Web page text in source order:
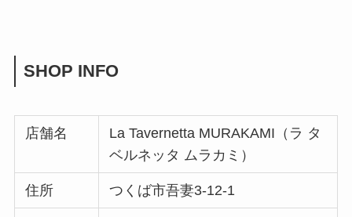
SHOP INFO
店舗名
La Tavernetta MURAKAMI（ラ タ
ベルネッタ ムラカミ）
住所 つくば市吾妻3-12-1